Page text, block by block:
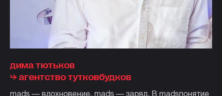
дима тютьков
⮡ агентство тутковбудков
mads — вдохновение, mads — заряд. В madsпонятие